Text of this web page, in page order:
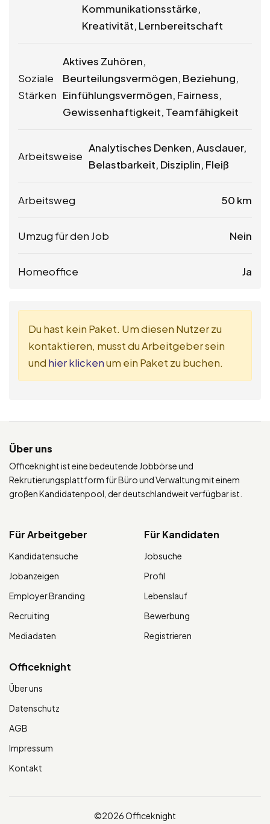
Kommunikationsstärke,
Kreativität, Lernbereitschaft
Soziale
Stärken
Aktives Zuhören,
Beurteilungsvermögen, Beziehung,
Einfühlungsvermögen, Fairness,
Gewissenhaftigkeit, Teamfähigkeit
Arbeitsweise
Analytisches Denken, Ausdauer,
Belastbarkeit, Disziplin, Fleiß
Arbeitsweg 50 km
Umzug für den Job Nein
Homeoffice Ja
Du hast kein Paket. Um diesen Nutzer zu
kontaktieren, musst du Arbeitgeber sein
und hier klickenum ein Paket zu buchen.
Über uns
Officeknight ist eine bedeutende Jobbörse und
Rekrutierungsplattform für Büro und Verwaltung mit einem
großen Kandidatenpool, der deutschlandweit verfügbar ist.
Für Arbeitgeber
Kandidatensuche
Jobanzeigen
Employer Branding
Recruiting
Mediadaten
Für Kandidaten
Jobsuche
Profil
Lebenslauf
Bewerbung
Registrieren
Officeknight
Über uns
Datenschutz
AGB
Impressum
Kontakt
©2026 Officeknight